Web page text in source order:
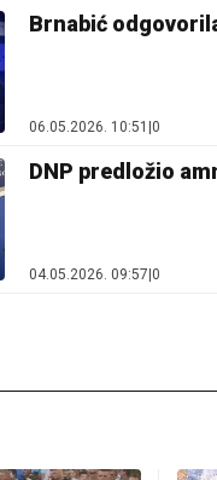
Brnabić
06.05.2026. 10:51 0
DNP predložio
04.05.2026. 09:57 0